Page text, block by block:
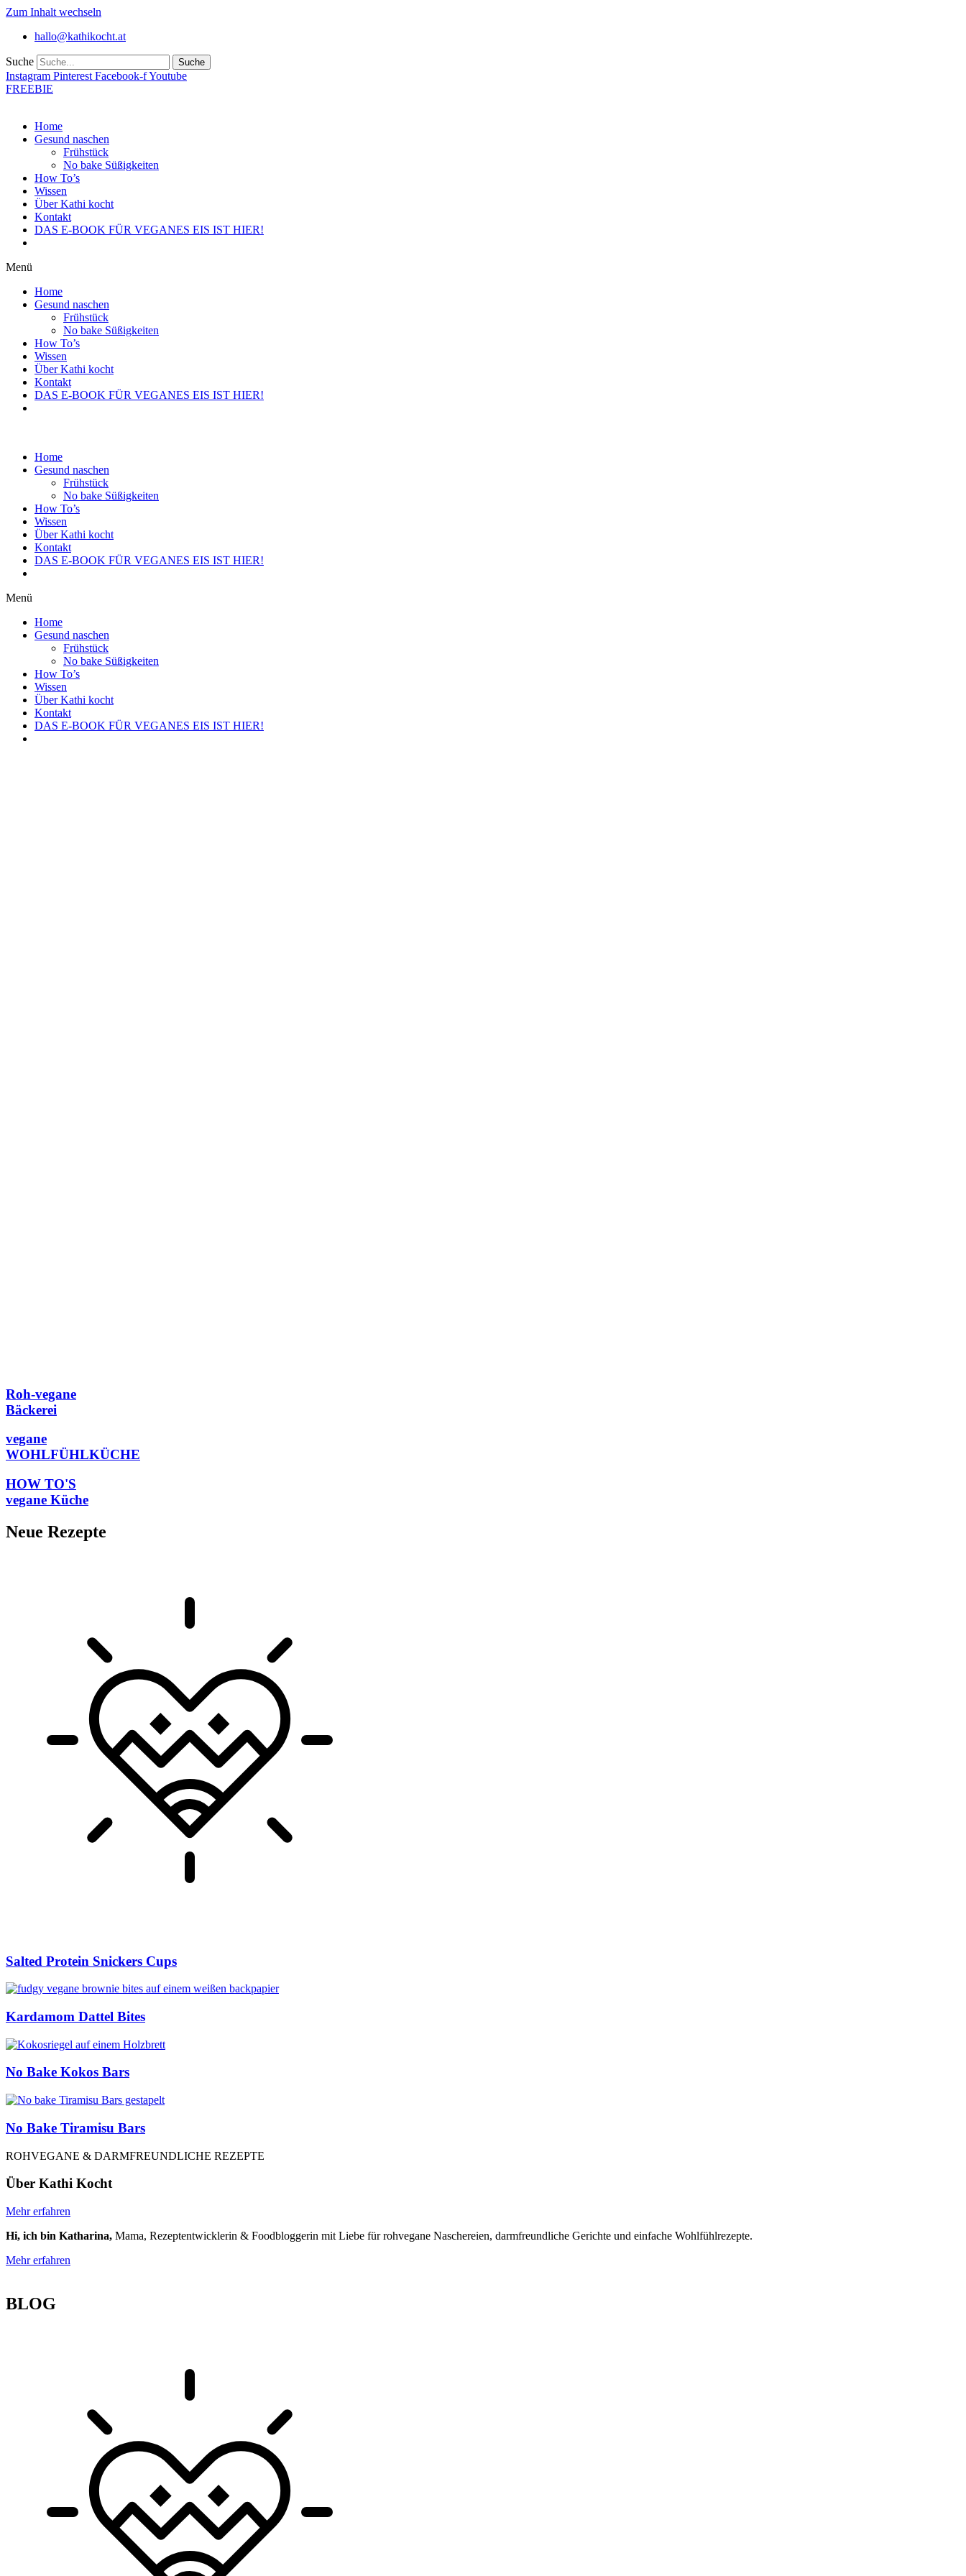
Zum Inhalt wechseln
hallo@kathikocht.at
Suche Suche
Instagram Pinterest Facebook-fYoutube
FREEBIE
Home
Gesund naschen
Frühstück
No bake Süßigkeiten
How To’s
Wissen
Über Kathi kocht
Kontakt
DAS E-BOOK FÜR VEGANES EIS IST HIER!
Menü
Home
Gesund naschen
Frühstück
No bake Süßigkeiten
How To’s
Wissen
Über Kathi kocht
Kontakt
DAS E-BOOK FÜR VEGANES EIS IST HIER!
Home
Gesund naschen
Frühstück
No bake Süßigkeiten
How To’s
Wissen
Über Kathi kocht
Kontakt
DAS E-BOOK FÜR VEGANES EIS IST HIER!
Menü
Home
Gesund naschen
Frühstück
No bake Süßigkeiten
How To’s
Wissen
Über Kathi kocht
Kontakt
DAS E-BOOK FÜR VEGANES EIS IST HIER!
Roh-vegane
Bäckerei
vegane
WOHLFÜHLKÜCHE
HOW TO'S
vegane Küche
Neue Rezepte
Salted Protein Snickers Cups
Kardamom Dattel Bites
No Bake Kokos Bars
No Bake Tiramisu Bars
ROHVEGANE & DARMFREUNDLICHE REZEPTE
Über Kathi Kocht
Mehr erfahren
Hi, ich bin Katharina, Mama, Rezeptentwicklerin & Foodbloggerin mit Liebe für rohvegane Naschereien, darmfreundliche Gerichte und einfache Wohlfühlrezepte.
Mehr erfahren
BLOG